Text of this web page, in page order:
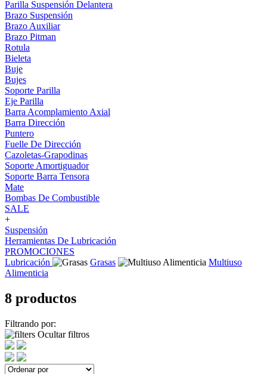
Parilla Suspensión Delantera
Brazo Suspensión
Brazo Auxiliar
Brazo Pitman
Rotula
Bieleta
Buje
Bujes
Soporte Parilla
Eje Parilla
Barra Acomplamiento Axial
Barra Dirección
Puntero
Fuelle De Dirección
Cazoletas-Grapodinas
Soporte Amortiguador
Soporte Barra Tensora
Mate
Bombas De Combustible
SALE
+
Suspensión
Herramientas De Lubricación
PROMOCIONES
Lubricación
Grasas
Multiuso
Alimenticia
8 productos
Filtrando por:
Ocultar filtros